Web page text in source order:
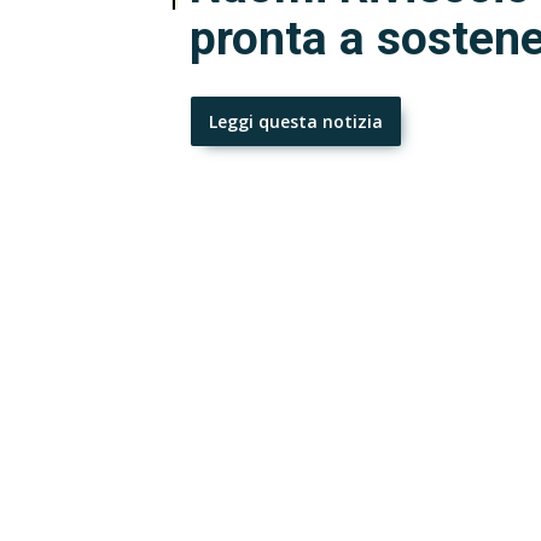
pronta a
Leggi questa notizia